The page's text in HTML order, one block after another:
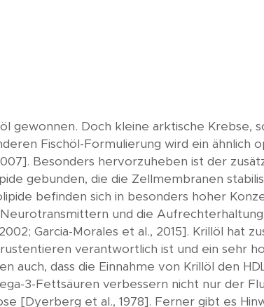
gewonnen. Doch kleine arktische Krebse,
Fischöl-Formulierung wird ein ähnlich
Besonders hervorzuheben ist der
gebunden, die die Zellmembranen
befinden sich in besonders hoher
und die
Garcia-Morales et al., 2015]. Krillöl hat
verantwortlich ist und ein sehr
auch, dass die Einnahme von Krillöl den
3-Fettsäuren verbessern nicht nur der
[Dyerberg et al., 1978]. Ferner gibt es